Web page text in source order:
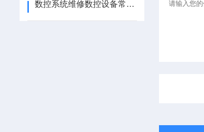
数控系统维修数控设备常见故障分类